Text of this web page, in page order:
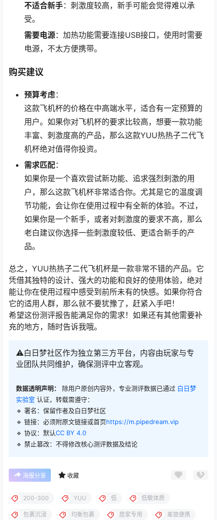
不适合新手：刺激度较高，新手可能会觉得难以承
受。
需要电源：加热功能需要连接USB接口，使用时需要
电源，不太方便携带。
购买建议
预算考虑：
这款飞机杯的价格在中高端水平，适合有一定预算的
用户。如果你对飞机杯的要求比较高，想要一款功能
丰富、刺激度高的产品，那么这款YUU热热子二代飞
机杯绝对值得你投资。
需求匹配：
如果你是一个喜欢尝试新功能、追求强烈刺激的用
户，那么这款飞机杯非常适合你。尤其是它的温度调
节功能，会让你在使用过程中有全新的体验。不过，
如果你是一个新手，或者对刺激度的要求不高，那么
老白建议你选择一些刺激度较低、更适合新手的产
品。
总之，YUU热热子二代飞机杯是一款非常不错的产品。它
凭借其独特的设计、强大的功能和良好的使用体验，绝对
能让你在使用过程中感受到前所未有的快感。如果你符合
它的适用人群，那么就不要犹豫了，赶紧入手吧！
希望这份测评报告能满足你的需求！如果还有其他需要补
充的地方，随时告诉我哦。
⚠️白日梦社区作为独立第三方平台，内容由玩家与专
业团队共同维护，确保测评中立客观。
数据透明声明： 除用户原创内容外，专业测评数据已通过 白日梦
实验室 认证，转载需遵守：
🔹 署名：保留作者及白日梦社区
🔹 链接：必须附原文链接或首页https://m.pipedream.vip
🔹 协议：默认CC BY 4.0
🔹 禁止篡改：不得修改核心测评数据及结论
海报分享 收藏
200-300 YUU 低 低敏体质
包裹沉浸 均衡包裹 居家专用 差旅便携